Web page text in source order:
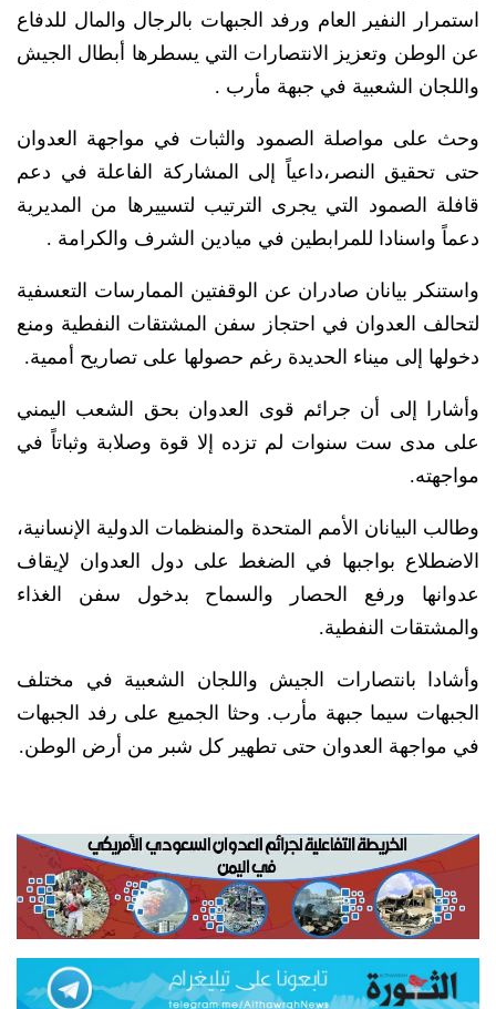
استمرار النفير العام ورفد الجبهات بالرجال والمال للدفاع
عن الوطن وتعزيز الانتصارات التي يسطرها أبطال الجيش
واللجان الشعبية في جبهة مأرب .
وحث على مواصلة الصمود والثبات في مواجهة العدوان
حتى تحقيق النصر،داعياً إلى المشاركة الفاعلة في دعم
قافلة الصمود التي يجرى الترتيب لتسييرها من المديرية
دعماً واسنادا للمرابطين في ميادين الشرف والكرامة .
واستنكر بيانان صادران عن الوقفتين الممارسات التعسفية
لتحالف العدوان في احتجاز سفن المشتقات النفطية ومنع
دخولها إلى ميناء الحديدة رغم حصولها على تصاريح أممية.
وأشارا إلى أن جرائم قوى العدوان بحق الشعب اليمني
على مدى ست سنوات لم تزده إلا قوة وصلابة وثباتاً في
مواجهته.
وطالب البيانان الأمم المتحدة والمنظمات الدولية الإنسانية،
الاضطلاع بواجبها في الضغط على دول العدوان لإيقاف
عدوانها ورفع الحصار والسماح بدخول سفن الغذاء
والمشتقات النفطية.
وأشادا بانتصارات الجيش واللجان الشعبية في مختلف
الجبهات سيما جبهة مأرب. وحثا الجميع على رفد الجبهات
في مواجهة العدوان حتى تطهير كل شبر من أرض الوطن.